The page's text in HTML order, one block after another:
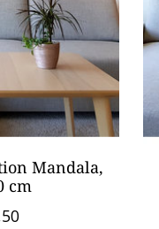
Mandala,
cm